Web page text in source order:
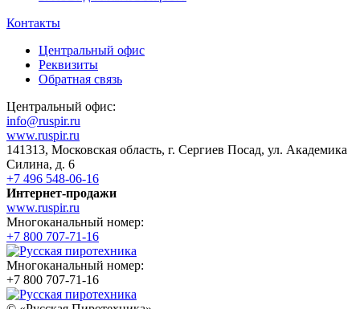
Контакты
Центральный офис
Реквизиты
Обратная связь
Центральный офис:
info@ruspir.ru
www.ruspir.ru
141313, Московская область, г. Сергиев Посад, ул. Академика
Силина, д. 6
+7 496 548-06-16
Интернет-продажи
www.ruspir.ru
Многоканальный номер:
+7 800 707-71-16
Многоканальный номер:
+7 800 707-71-16